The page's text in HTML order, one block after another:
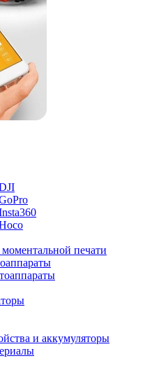
печати
и аккумуляторы